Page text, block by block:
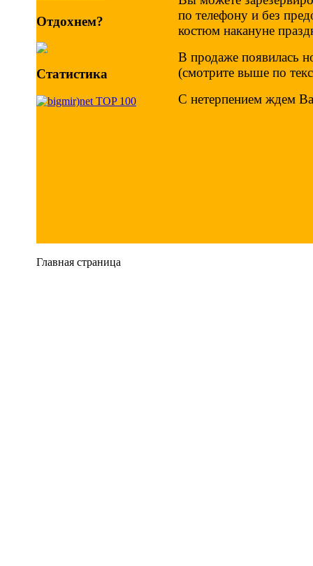
Отдохнем?
Статистика
по телефону и без
костюм накануне
В продаже появилась
(смотрите выше по
С нетерпением ждем
Главная страница